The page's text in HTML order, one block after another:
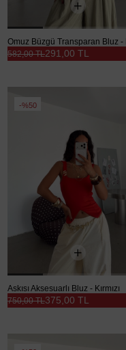
291,00 TL
582,00 TL
%50
Askısı Aksesuarlı Bluz - Kırmızı
375,00 TL
750,00 TL